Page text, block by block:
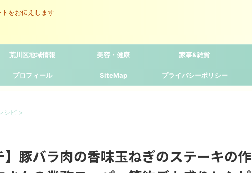
をお伝えします
荒川区地域情報 美容・健康 家事&雑貨
プロフィール SiteMap プライバシーポリシー
シピ >
】豚バラ肉の香味玉ねぎのステーキの作